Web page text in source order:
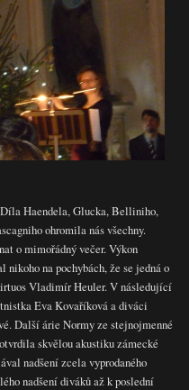
Haendela, Glucka, Belliniho,
ohromila nás všechny.
o mimořádný večer. Výkon
nikoho na pochybách, že se jedná o
Vladimír Heuler. V následující
Eva Kovaříková a diváci
Další árie Normy ze stejnojmenné
skvělou akustiku zámecké
nadšení zcela vyprodaného
nadšení diváků až k poslední